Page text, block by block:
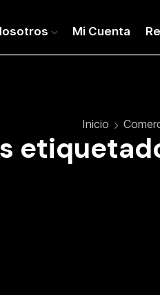
Mi Cuenta
Inicio